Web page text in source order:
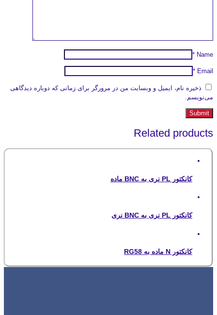
Name
*
Email
*
ذخیره نام، ایمیل و وبسایت من در مرورگر برای زمانی که دوباره دیدگاهی
می‌نویسم.
Related products
کانکتور PL نری به BNC ماده
کانکتور PL نری به BNC نری
کانکتور N ماده به RG58